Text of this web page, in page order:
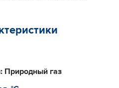
Природный газ